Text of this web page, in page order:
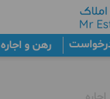
رهن و اجاره